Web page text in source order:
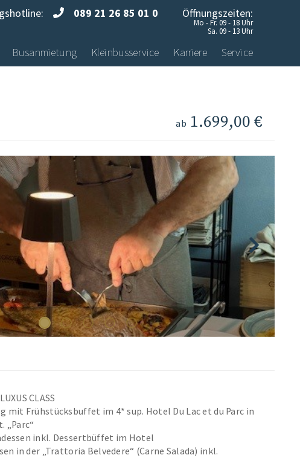
089 21 26 85 01 0 Öffnungszeiten:
Mo - Fr. 09 - 18 Uhr
Sa. 09 - 13 Uhr
Busanmietung Kleinbusservice Karriere Service
ab 1.699,00 €
CLASS
mit Frühstücksbuffet im 4* sup. Hotel Du Lac et du Parc in
„Parc“
inkl. Dessertbüffet im Hotel
in der „Trattoria Belvedere“ (Carne Salada) inkl.